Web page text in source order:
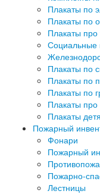
Плакаты по
Плакаты по
Плакаты про
Социальные
Плакаты по
Плакаты по
Плакаты по
Плакаты
Плакаты
Пожарный
Фонари
Пожарный
Пожарно-
Лестницы